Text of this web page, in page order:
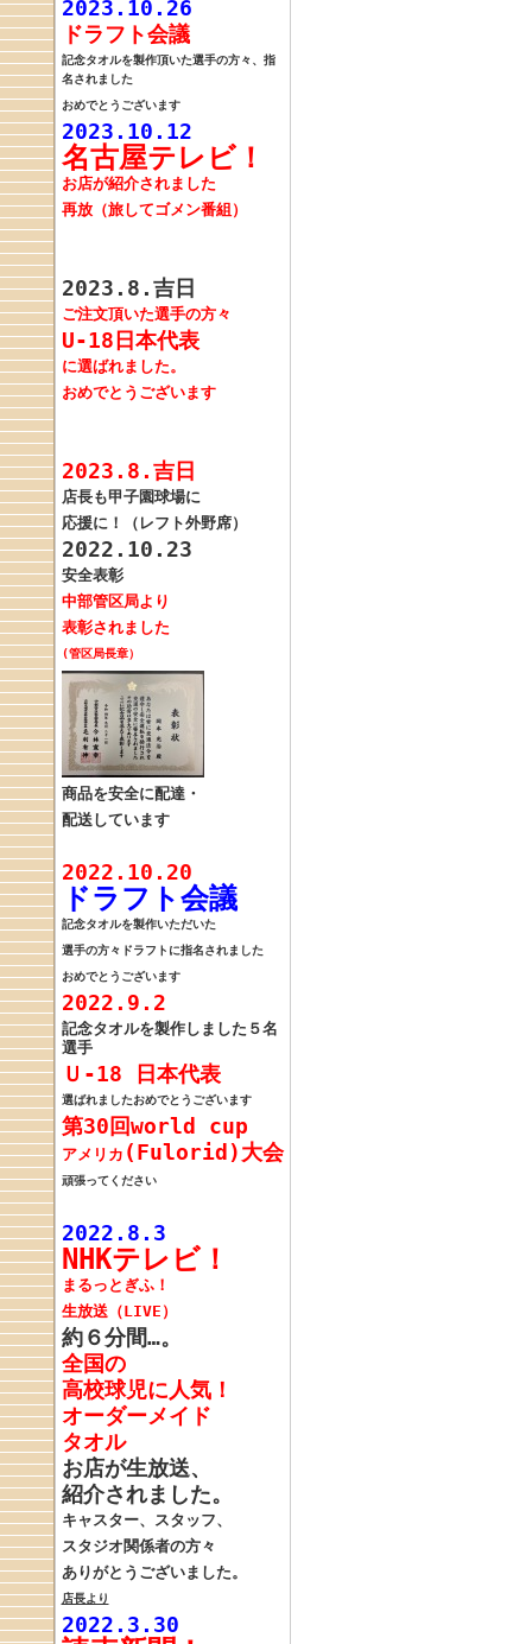
2023.10.26
ドラフト会議
記念タオルを製作頂いた選手の方々、指
名されました
おめでとうございます
2023.10.12
名古屋テレビ！
お店が紹介されました
再放（旅してゴメン番組）
2023.8.吉日
ご注文頂いた選手の方々
U-18日本代表
に選ばれました。
おめでとうございます
2023.8.吉日
店長も甲子園球場に
応援に！（レフト外野席）
2022.10.23
安全表彰
中部管区局より
表彰されました
(管区局長章）
商品を安全に配達・
配送しています
2022.10.20
ドラフト会議
記念タオルを製作いただいた
選手の方々 ドラフトに指名されました
おめでとうございます
2022.9.2
記念タオルを製作しました ５名
選手
Ｕ‐18 日本代表
選ばれましたおめでとうございます
第30回world cup
アメリカ (Fulorid)大会
頑張ってください
2022.8.3
NHKテレビ！
まるっとぎふ！
生放送（LIVE）
約６分間…。
全国の
高校球児に人気！
オーダーメイド
タオル
お店が生放送、
紹介されました。
キャスター、スタッフ、
スタジオ関係者の方々
ありがとうございました。
店長より
2022.3.30